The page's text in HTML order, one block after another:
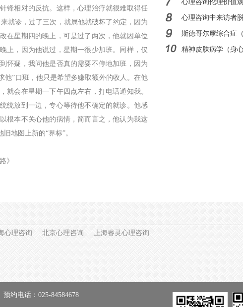
锋相对的反抗。这样，心理治疗就很难取得任
就诊，过了三次，就属他就破坏了约定，因为
在星期四的晚上，可是过了两次，他就因单位
上，因为他说过，星期一很少加班。同样，仅
怀疑，我问他是否真的需要不停地加班，因为
他”口班，他只是希望多赚取额外的收人。在他
就会在星期一下午四点左右，打电话通知我。
统放到一边，专心等待他不确定的就诊。他感
根本不关心他的病情，简而言之，他认为我这
地图上新的“界标”。
》
心理咨询伦理价值
心理咨询中来访者
斯德哥尔摩综合症（
精神皮肤病学（身
心理咨询 北京心理咨询 上海睿灵心理咨询
预约电话：025-84584678